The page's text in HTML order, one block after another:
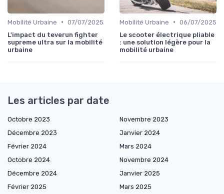
Mobilité Urbaine • 07/07/2025
L'impact du teverun fighter
supreme ultra sur la mobilité
urbaine
Mobilité Urbaine • 06/07/2025
Le scooter électrique pliable
: une solution légère pour la
mobilité urbaine
Les articles par date
Octobre 2023
Novembre 2023
Décembre 2023
Janvier 2024
Février 2024
Mars 2024
Octobre 2024
Novembre 2024
Décembre 2024
Janvier 2025
Février 2025
Mars 2025